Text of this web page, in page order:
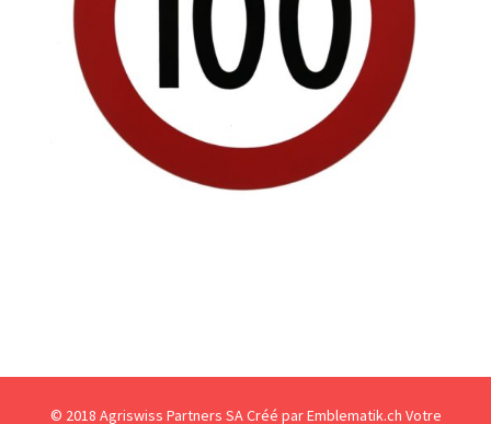
© 2018 Agriswiss Partners SACréé par Emblematik.ch Votre